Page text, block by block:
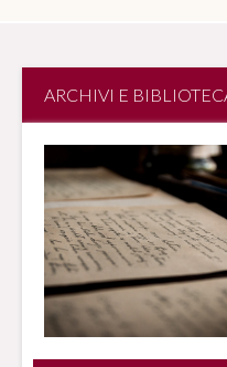
ARCHIVI E